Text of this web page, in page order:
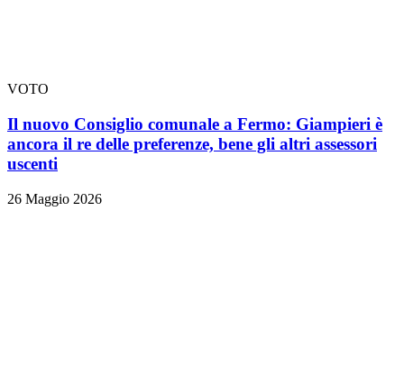
VOTO
Il nuovo Consiglio comunale a Fermo: Giampieri è
ancora il re delle preferenze, bene gli altri assessori
uscenti
26 Maggio 2026